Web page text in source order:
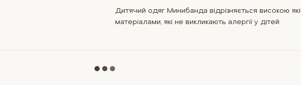
Дитячий одяг Минибанда відрізняється високою
матеріалами, які не викликають алергії у дітей.